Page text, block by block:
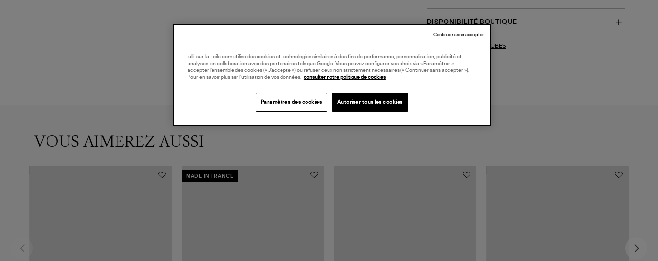
DISPONIBILITÉ BOUTIQUE
ROBES
VOUS AIMEREZ AUSSI
MADE IN FRANCE
lulli-sur-la-toile.com utilise des cookies et technologies similaires à des fins de performance, personnalisation, publicité et
analyses, en collaboration avec des partenaires tels que Google. Vous pouvez configurer vos choix via « Paramétrer »,
accepter l’ensemble des cookies (« J’accepte ») ou refuser ceux non strictement nécessaires (« Continuer sans accepter »).
Pour en savoir plus sur l’utilisation de vos données, consulter notre politique de cookies
Paramètres des cookies Autoriser tous les cookies
Continuer sans accepter